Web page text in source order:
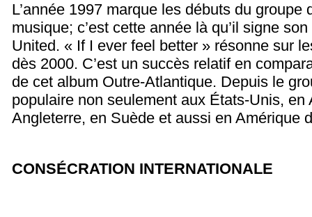
L’année 1997 marque les débuts du groupe
musique; c’est cette année là qu’il signe
United. « If I ever feel better » résonne sur
dès 2000. C’est un succès relatif en
de cet album Outre-Atlantique. Depuis le
populaire non seulement aux États-Unis, en
Angleterre, en Suède et aussi en Amérique
CONSÉCRATION INTERNATIONALE